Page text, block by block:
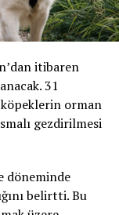
itibaren
31
köpeklerin orman
gezdirilmesi
döneminde
belirtti. Bu